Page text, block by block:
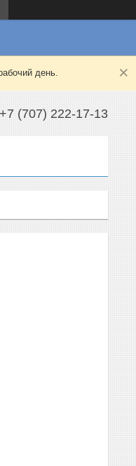
день.
+7 (707) 222-17-13